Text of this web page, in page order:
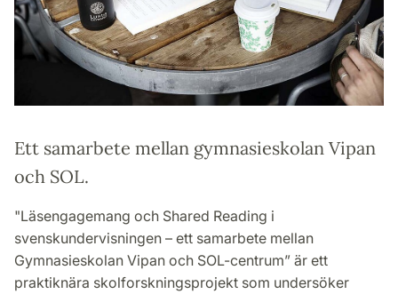
Ett samarbete mellan gymnasieskolan Vipan
och SOL.
"Läsengagemang och Shared Reading i
svenskundervisningen – ett samarbete mellan
Gymnasieskolan Vipan och SOL-centrum” är ett
praktiknära skolforskningsprojekt som undersöker